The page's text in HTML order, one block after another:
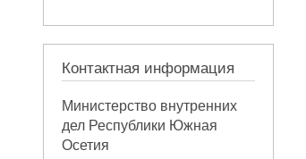
Контактная информация
Министерство внутренних
дел Республики Южная
Осетия